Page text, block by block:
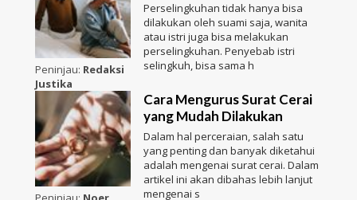
Peninjau: Redaksi
Justika
Perselingkuhan tidak hanya bisa
dilakukan oleh suami saja, wanita
atau istri juga bisa melakukan
perselingkuhan. Penyebab istri
selingkuh, bisa sama h
Cara Mengurus Surat Cerai
yang Mudah Dilakukan
Dalam hal perceraian, salah satu
yang penting dan banyak diketahui
adalah mengenai surat cerai. Dalam
artikel ini akan dibahas lebih lanjut
mengenai s